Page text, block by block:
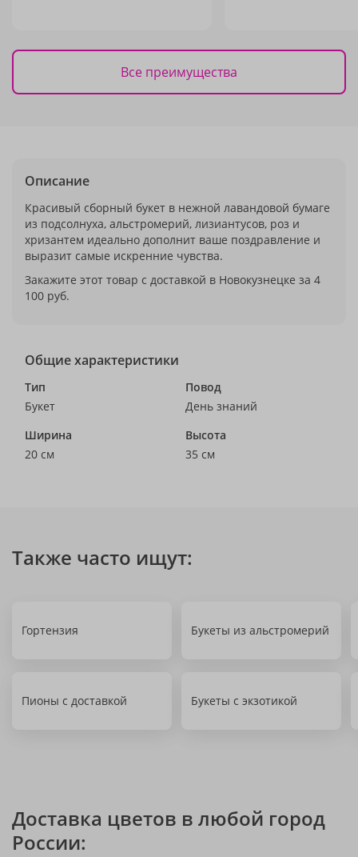
Все преимущества
Описание
Красивый сборный букет в нежной лавандовой бумаге
из подсолнуха, альстромерий, лизиантусов, роз и
хризантем идеально дополнит ваше поздравление и
выразит самые искренние чувства.
Закажите этот товар с доставкой в Новокузнецке за 4
100 руб.
Общие характеристики
Тип
Букет
Повод
День знаний
Ширина
20 см
Высота
35 см
Также часто ищут:
Гортензия Букеты из альстромерий
Пионы с доставкой Букеты с экзотикой
Доставка цветов в любой город
России: